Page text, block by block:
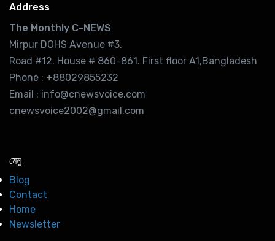
Address
The Monthly C-NEWS
Mirpur DOHS Avenue #3.
Road #12. House # 860-861. First floor A1,Bangladesh
Phone : +88029855232
Email : info@cnewsvoice.com
cnewsvoice2002@gmail.com
মেনু
Blog
Contact
Home
Newsletter